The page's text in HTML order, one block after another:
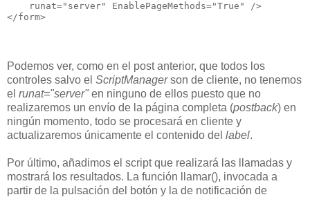
    runat="server" EnablePageMethods="True" />
</form>
Podemos ver, como en el post anterior, que todos los
controles salvo el ScriptManagerson de cliente, no tenemos
el runat="server" en ninguno de ellos puesto que no
realizaremos un envío de la página completa (postback) en
ningún momento, todo se procesará en cliente y
actualizaremos únicamente el contenido del label.
Por último, añadimos el script que realizará las llamadas y
mostrará los resultados. La función llamar(), invocada a
partir de la pulsación del botón y la de notificación de